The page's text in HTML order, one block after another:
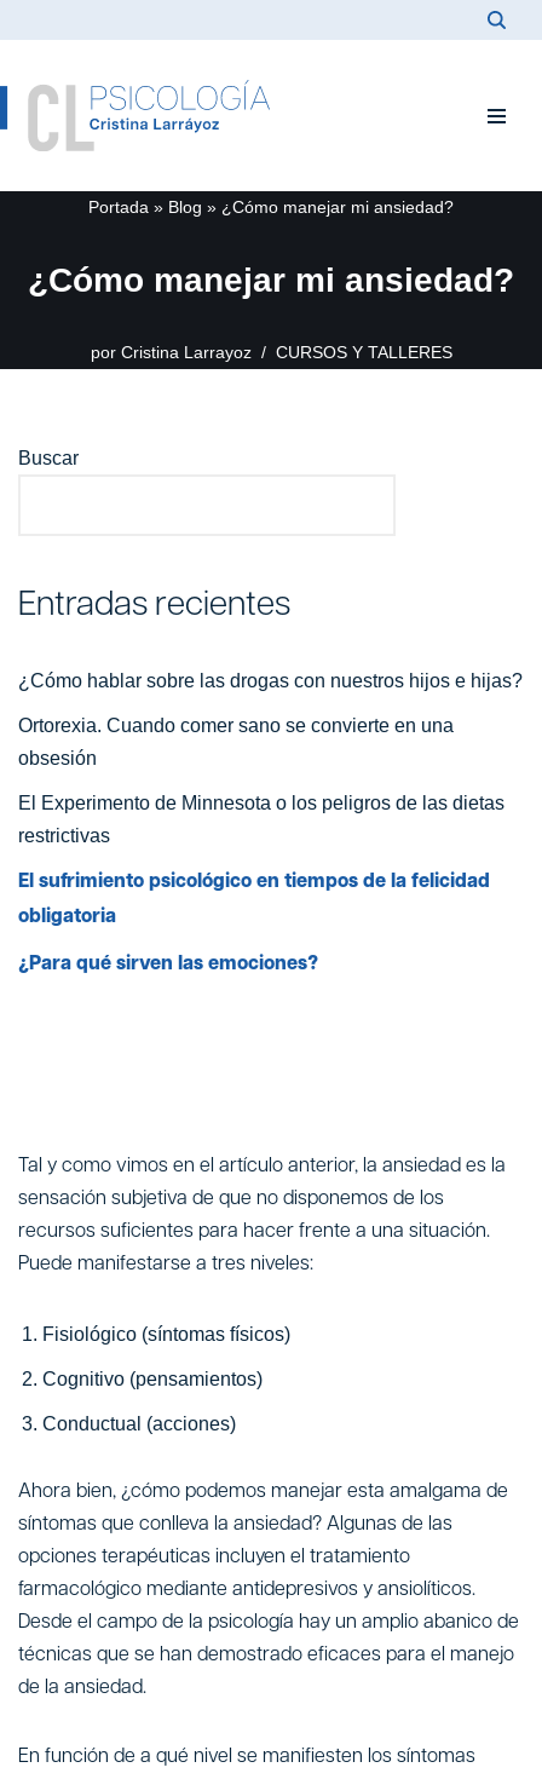
al
contenido
Portada » Blog » ¿Cómo manejar mi ansiedad?
¿Cómo manejar mi ansiedad?
por Cristina Larrayoz CURSOS Y TALLERES
Buscar
Entradas recientes
¿Cómo hablar sobre las drogas con nuestros hijos e hijas?
Ortorexia. Cuando comer sano se convierte en una
obsesión
El Experimento de Minnesota o los peligros de las dietas
restrictivas
El sufrimiento psicológico en tiempos de la felicidad
obligatoria
¿Para qué sirven las emociones?
Tal y como vimos en el artículo anterior, la ansiedad es la
sensación subjetiva de que no disponemos de los
recursos suficientes para hacer frente a una situación.
Puede manifestarse a tres niveles:
Fisiológico (síntomas físicos)
Cognitivo (pensamientos)
Conductual (acciones)
Ahora bien, ¿cómo podemos manejar esta amalgama de
síntomas que conlleva la ansiedad? Algunas de las
opciones terapéuticas incluyen el tratamiento
farmacológico mediante antidepresivos y ansiolíticos.
Desde el campo de la psicología hay un amplio abanico de
técnicas que se han demostrado eficaces para el manejo
de la ansiedad.
En función de a qué nivel se manifiesten los síntomas